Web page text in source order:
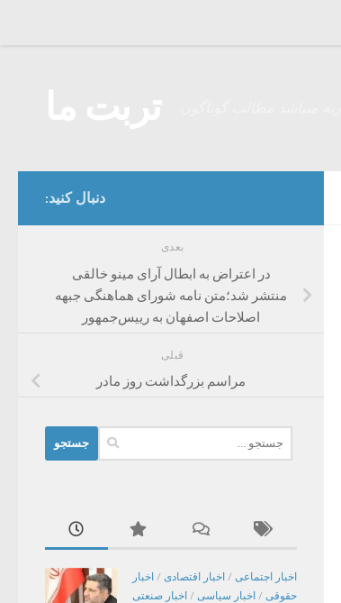
دنبال کنید:
بعدی
در اعتراض به ابطال آرای مینو خالقی
منتشر شد؛متن نامه شورای هماهنگی جبهه
اصلاحات اصفهان به رییس‌جمهور
قبلی
مراسم بزرگداشت روز مادر
برای:
اخبار اجتماعی / اخبار اقتصادی / اخبار
حقوقی / اخبار سیاسی / اخبار صنعتی